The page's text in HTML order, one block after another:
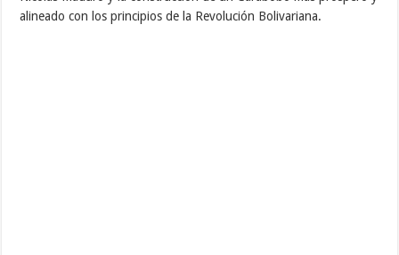
alineado con los principios de la Revolución Bolivariana.